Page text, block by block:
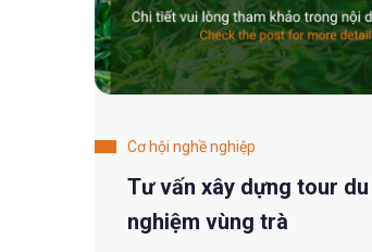
Cơ hội nghề nghiệp
Tư vấn xây dựng tour
nghiệm vùng trà